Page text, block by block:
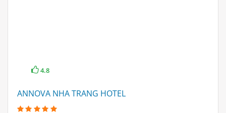
4.8
ANNOVA NHA TRANG HOTEL